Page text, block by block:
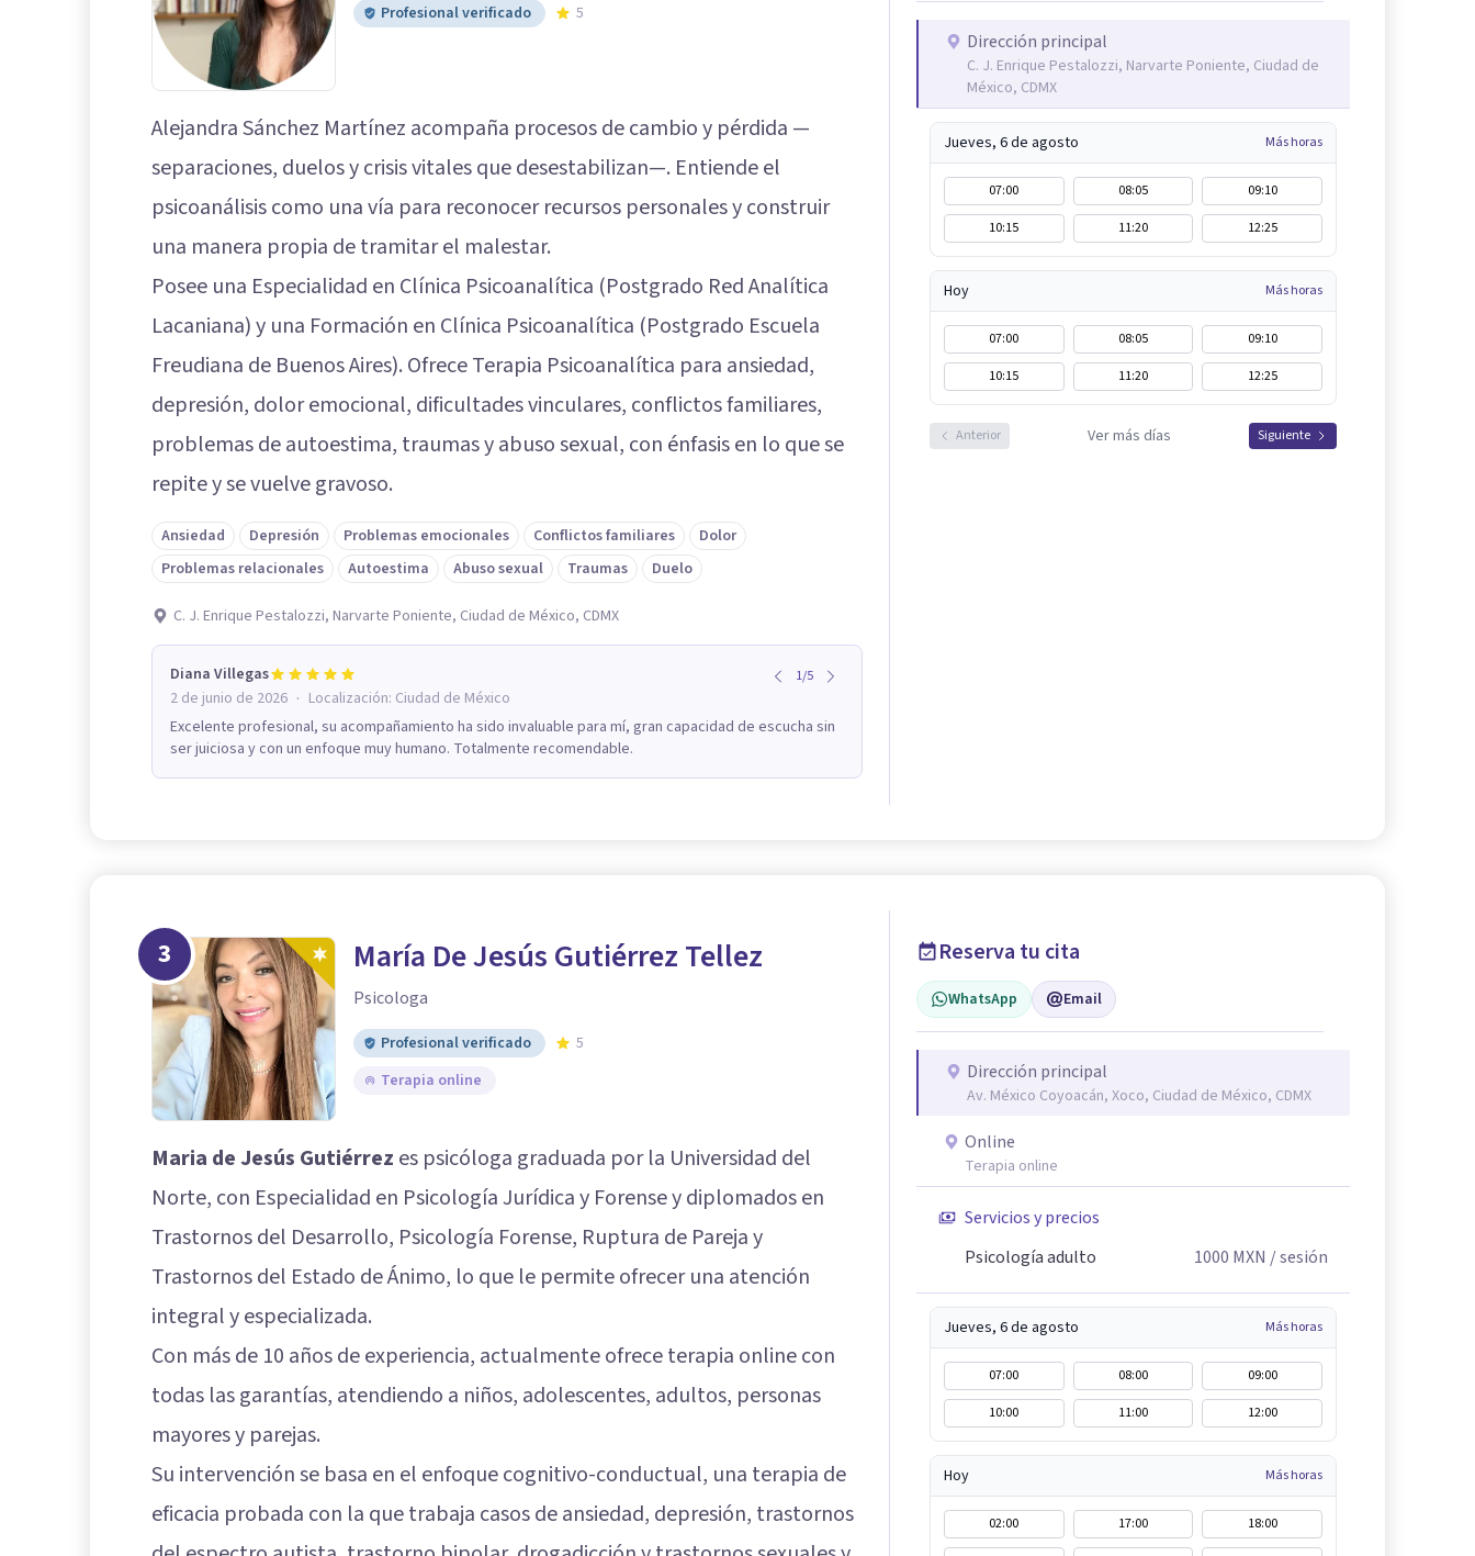
Profesional verificado 5
Alejandra Sánchez Martínez acompaña procesos de cambio y pérdida —
separaciones, duelos y crisis vitales que desestabilizan—. Entiende el
psicoanálisis como una vía para reconocer recursos personales y construir
una manera propia de tramitar el malestar.
Posee una Especialidad en Clínica Psicoanalítica (Postgrado Red Analítica
Lacaniana) y una Formación en Clínica Psicoanalítica (Postgrado Escuela
Freudiana de Buenos Aires). Ofrece Terapia Psicoanalítica para ansiedad,
depresión, dolor emocional, dificultades vinculares, conflictos familiares,
problemas de autoestima, traumas y abuso sexual, con énfasis en lo que se
repite y se vuelve gravoso.
Ansiedad Depresión Problemas emocionales Conflictos familiares
Dolor
Problemas relacionales
Autoestima Abuso sexual Traumas Duelo
C. J. Enrique Pestalozzi, Narvarte Poniente, Ciudad de México, CDMX
Diana Villegas 1/5
2 de junio de 2026 · Localización: Ciudad de México
Excelente profesional, su acompañamiento ha sido invaluable para mí, gran capacidad de escucha sin
ser juiciosa y con un enfoque muy humano. Totalmente recomendable.
Dirección principal
C. J. Enrique Pestalozzi, Narvarte Poniente, Ciudad de
México, CDMX
Jueves, 6 de agosto Más horas
07:00 08:05
09:10
10:15
11:20 12:25
Hoy Más horas
07:00 08:05
09:10
10:15
11:20 12:25
Anterior Ver más días Siguiente
3 María De Jesús Gutiérrez Tellez
Psicologa
Profesional verificado
5
Terapia online
Maria de Jesús Gutiérrez es psicóloga graduada por la Universidad del
Norte, con Especialidad en Psicología Jurídica y Forense y diplomados en
Trastornos del Desarrollo, Psicología Forense, Ruptura de Pareja y
Trastornos del Estado de Ánimo, lo que le permite ofrecer una atención
integral y especializada.
Con más de 10 años de experiencia, actualmente ofrece terapia online con
todas las garantías, atendiendo a niños, adolescentes, adultos, personas
mayores y parejas.
Su intervención se basa en el enfoque cognitivo-conductual, una terapia de
eficacia probada con la que trabaja casos de ansiedad, depresión, trastornos
Reserva tu cita
WhatsApp Email
Dirección principal
Av. México Coyoacán, Xoco, Ciudad de México, CDMX
Online
Terapia online
Servicios y precios
Psicología adulto
1000 MXN / sesión
Jueves, 6 de agosto Más horas
07:00 08:00
09:00
10:00
11:00 12:00
Hoy Más horas
02:00 17:00
18:00